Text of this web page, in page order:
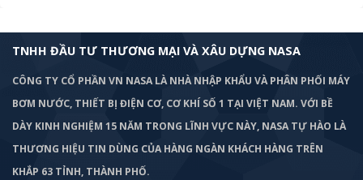
TNHH ĐẦU TƯ THƯƠNG MẠI VÀ XÂU DỰNG NASA
CÔNG TY CỔ PHẦN VN NASA LÀ NHÀ NHẬP KHẨU VÀ PHÂN PHỐI MÁY
BƠM NƯỚC, THIẾT BỊ ĐIỆN CƠ, CƠ KHÍ SỐ 1 TẠI VIỆT NAM. VỚI BỀ
DÀY KINH NGHIỆM 15 NĂM TRONG LĨNH VỰC NÀY, NASA TỰ HÀO LÀ
THƯƠNG HIỆU TIN DÙNG CỦA HÀNG NGÀN KHÁCH HÀNG TRÊN
KHẮP 63 TỈNH, THÀNH PHỐ.